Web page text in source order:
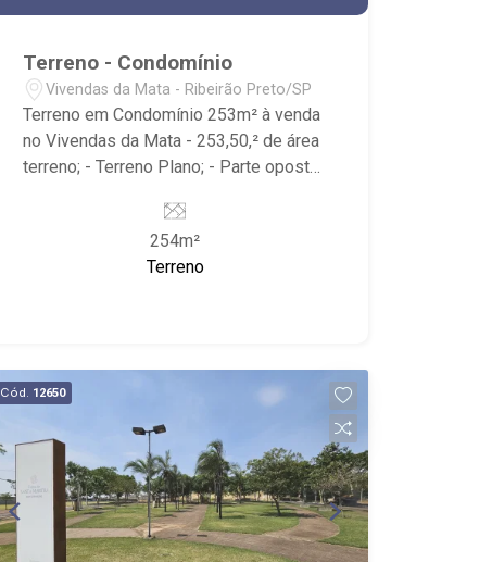
Terreno - Condomínio
Vivendas da Mata - Ribeirão Preto/SP
Terreno em Condomínio 253m² à venda
no Vivendas da Mata - 253,50,² de área
terreno; - Terreno Plano; - Parte oposta
condomínio, pouca circulação de
veículos; - Lote de Muro; - Condomínio
com portaria 24h, piscina, área de
Shopping, Shopping Iguatemi, Verace
Pizza e Hospital Unimed.
254m²
Terreno
Cód. 12650